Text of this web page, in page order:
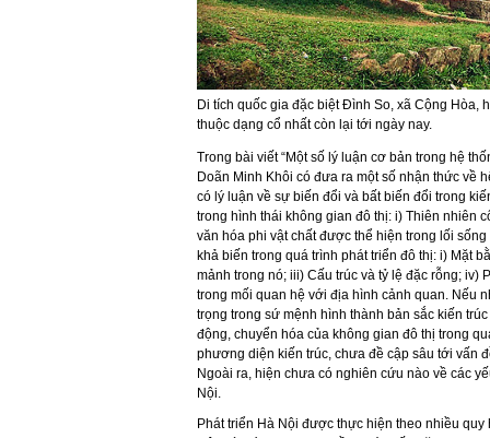
Di tích quốc gia đặc biệt Đình So, xã Cộng Hòa,
thuộc dạng cổ nhất còn lại tới ngày nay.
Trong bài viết “Một số lý luận cơ bản trong hệ
Doãn Minh Khôi có đưa ra một số nhận thức về
có lý luận về sự biến đổi và bất biến đổi trong
trong hình thái không gian đô thị: i) Thiên nhiên
văn hóa phi vật chất được thể hiện trong lối
khả biến trong quá trình phát triển đô thị: i) Mặt
mảnh trong nó; iii) Cấu trúc và tỷ lệ đặc rỗng; iv)
trong mối quan hệ với địa hình cảnh quan. Nếu
trọng trong sứ mệnh hình thành bản sắc kiến
động, chuyển hóa của không gian đô thị trong
phương diện kiến trúc, chưa đề cập sâu tới vấn
Ngoài ra, hiện chưa có nghiên cứu nào về các
Nội.
Phát triển Hà Nội được thực hiện theo nhiều